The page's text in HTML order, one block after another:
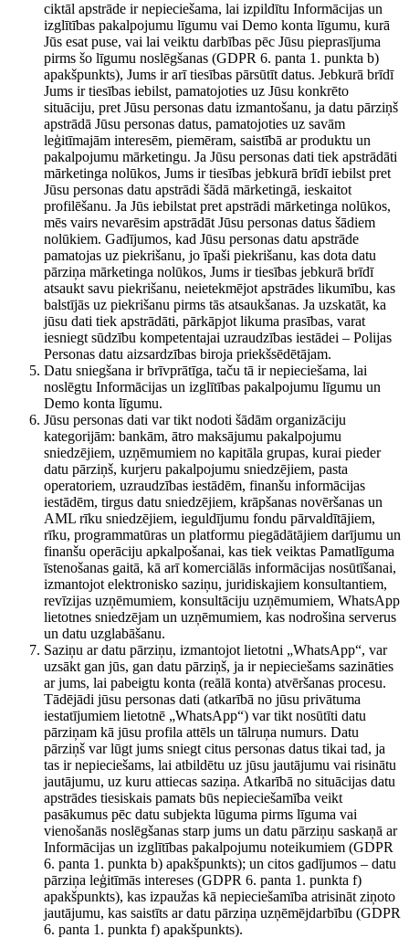
ciktāl apstrāde ir nepieciešama, lai izpildītu Informācijas un
izglītības pakalpojumu līgumu vai Demo konta līgumu, kurā
Jūs esat puse, vai lai veiktu darbības pēc Jūsu pieprasījuma
pirms šo līgumu noslēgšanas (GDPR 6. panta 1. punkta b)
apakšpunkts), Jums ir arī tiesības pārsūtīt datus. Jebkurā brīdī
Jums ir tiesības iebilst, pamatojoties uz Jūsu konkrēto
situāciju, pret Jūsu personas datu izmantošanu, ja datu pārziņš
apstrādā Jūsu personas datus, pamatojoties uz savām
leģitīmajām interesēm, piemēram, saistībā ar produktu un
pakalpojumu mārketingu. Ja Jūsu personas dati tiek apstrādāti
mārketinga nolūkos, Jums ir tiesības jebkurā brīdī iebilst pret
Jūsu personas datu apstrādi šādā mārketingā, ieskaitot
profilēšanu. Ja Jūs iebilstat pret apstrādi mārketinga nolūkos,
mēs vairs nevarēsim apstrādāt Jūsu personas datus šādiem
nolūkiem. Gadījumos, kad Jūsu personas datu apstrāde
pamatojas uz piekrišanu, jo īpaši piekrišanu, kas dota datu
pārziņa mārketinga nolūkos, Jums ir tiesības jebkurā brīdī
atsaukt savu piekrišanu, neietekmējot apstrādes likumību, kas
balstījās uz piekrišanu pirms tās atsaukšanas. Ja uzskatāt, ka
jūsu dati tiek apstrādāti, pārkāpjot likuma prasības, varat
iesniegt sūdzību kompetentajai uzraudzības iestādei – Polijas
Personas datu aizsardzības biroja priekšsēdētājam.
Datu sniegšana ir brīvprātīga, taču tā ir nepieciešama, lai
noslēgtu Informācijas un izglītības pakalpojumu līgumu un
Demo konta līgumu.
Jūsu personas dati var tikt nodoti šādām organizāciju
kategorijām: bankām, ātro maksājumu pakalpojumu
sniedzējiem, uzņēmumiem no kapitāla grupas, kurai pieder
datu pārziņš, kurjeru pakalpojumu sniedzējiem, pasta
operatoriem, uzraudzības iestādēm, finanšu informācijas
iestādēm, tirgus datu sniedzējiem, krāpšanas novēršanas un
AML rīku sniedzējiem, ieguldījumu fondu pārvaldītājiem,
rīku, programmatūras un platformu piegādātājiem darījumu un
finanšu operāciju apkalpošanai, kas tiek veiktas Pamatlīguma
īstenošanas gaitā, kā arī komerciālās informācijas nosūtīšanai,
izmantojot elektronisko saziņu, juridiskajiem konsultantiem,
revīzijas uzņēmumiem, konsultāciju uzņēmumiem, WhatsApp
lietotnes sniedzējam un uzņēmumiem, kas nodrošina serverus
un datu uzglabāšanu.
Saziņu ar datu pārziņu, izmantojot lietotni „WhatsApp“, var
uzsākt gan jūs, gan datu pārziņš, ja ir nepieciešams sazināties
ar jums, lai pabeigtu konta (reālā konta) atvēršanas procesu.
Tādējādi jūsu personas dati (atkarībā no jūsu privātuma
iestatījumiem lietotnē „WhatsApp“) var tikt nosūtīti datu
pārziņam kā jūsu profila attēls un tālruņa numurs. Datu
pārziņš var lūgt jums sniegt citus personas datus tikai tad, ja
tas ir nepieciešams, lai atbildētu uz jūsu jautājumu vai risinātu
jautājumu, uz kuru attiecas saziņa. Atkarībā no situācijas datu
apstrādes tiesiskais pamats būs nepieciešamība veikt
pasākumus pēc datu subjekta lūguma pirms līguma vai
vienošanās noslēgšanas starp jums un datu pārziņu saskaņā ar
Informācijas un izglītības pakalpojumu noteikumiem (GDPR
6. panta 1. punkta b) apakšpunkts); un citos gadījumos – datu
pārziņa leģitīmās intereses (GDPR 6. panta 1. punkta f)
apakšpunkts), kas izpaužas kā nepieciešamība atrisināt ziņoto
jautājumu, kas saistīts ar datu pārziņa uzņēmējdarbību (GDPR
6. panta 1. punkta f) apakšpunkts).